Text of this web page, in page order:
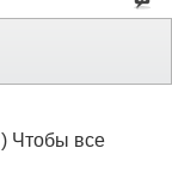
Чтобы все